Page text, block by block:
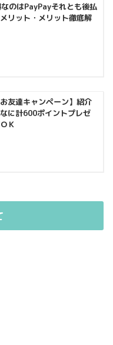
なのはPayPayそれとも後払
リット・メリット徹底解
友達キャンペーン】紹介
に計600ポイントプレゼ
Ｋ